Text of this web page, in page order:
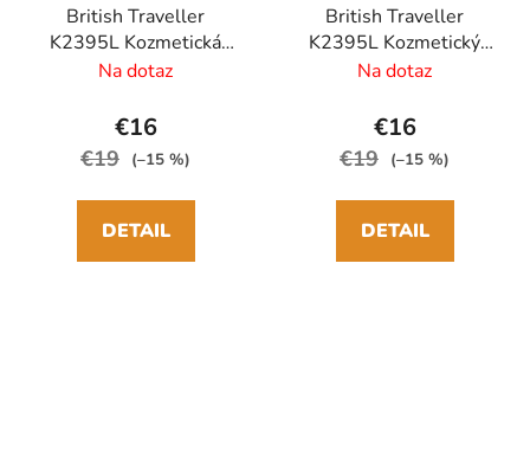
British Traveller
K2395L Kozmetická
taška 30cm Čierna
Na dotaz
€16
€19 (–15 %)
DETAIL
British Traveller
K2395L Kozmetický
kufrík 30cm Krémový
Na dotaz
€16
€19 (–15 %)
DETAIL